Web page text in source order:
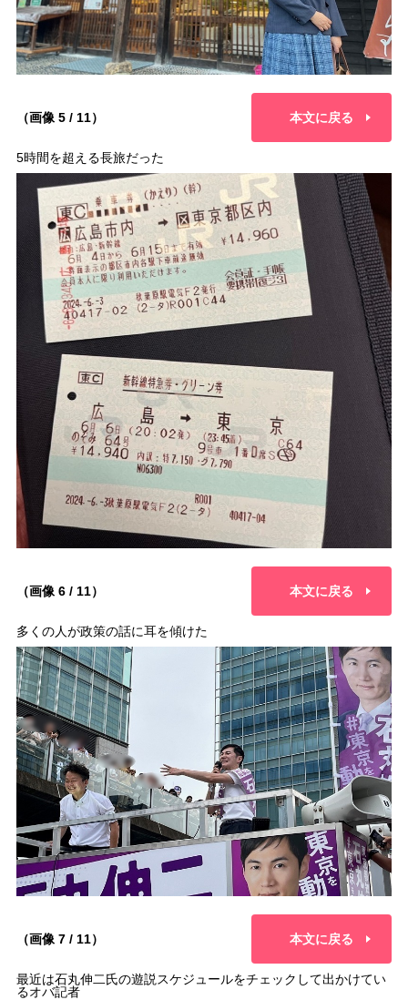
（画像 5 / 11） 本文に戻る
5時間を超える長旅だった
（画像 6 / 11） 本文に戻る
多くの人が政策の話に耳を傾けた
（画像 7 / 11） 本文に戻る
最近は石丸伸二氏の遊説スケジュールをチェックして出かけてい
るオバ記者